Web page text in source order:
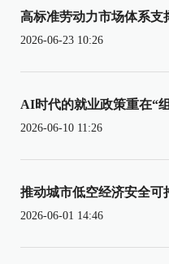
高标准劳动力市场体系支
2026-06-23 10:26
AI时代的就业政策重在“
2026-06-10 11:26
推动城市低空经济安全可
2026-06-01 14:46